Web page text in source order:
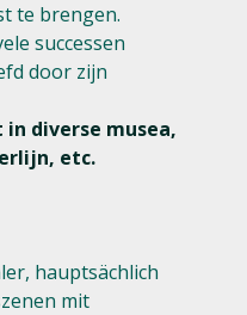
te brengen.
successen
door zijn
diverse musea,
etc.
hauptsächlich
mit